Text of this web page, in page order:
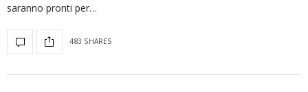
saranno pronti per…
483 SHARES